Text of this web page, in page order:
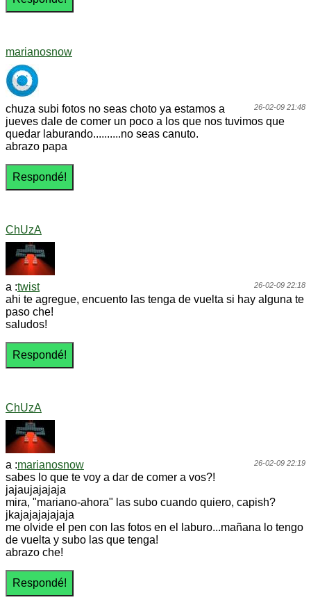
marianosnow
26-02-09 21:48
chuza subi fotos no seas choto ya estamos a
jueves dale de comer un poco a los que nos tuvimos que
quedar laburando..........no seas canuto.
abrazo papa
ChUzA
26-02-09 22:18
a :twist
ahi te agregue, encuento las tenga de vuelta si hay alguna te
paso che!
saludos!
ChUzA
26-02-09 22:19
a :marianosnow
sabes lo que te voy a dar de comer a vos?!
jajaujajajaja
mira, "mariano-ahora" las subo cuando quiero, capish?
jkajajajajajaja
me olvide el pen con las fotos en el laburo...mañana lo tengo
de vuelta y subo las que tenga!
abrazo che!